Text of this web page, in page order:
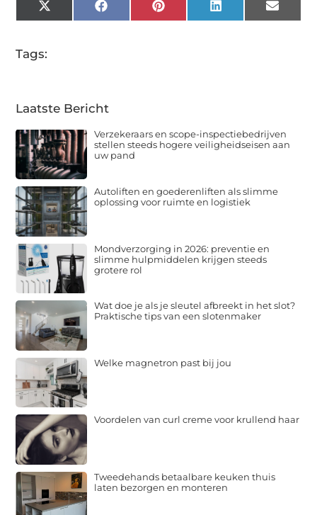
X
(Twitter)
FacebookPinterestLinkedInEmail
Tags:
Laatste Bericht
Verzekeraars en scope-inspectiebedrijven
stellen steeds hogere veiligheidseisen aan
uw pand
Autoliften en goederenliften als slimme
oplossing voor ruimte en logistiek
Mondverzorging in 2026: preventie en
slimme hulpmiddelen krijgen steeds
grotere rol
Wat doe je als je sleutel afbreekt in het slot?
Praktische tips van een slotenmaker
Welke magnetron past bij jou
Voordelen van curl creme voor krullend haar
Tweedehands betaalbare keuken thuis
laten bezorgen en monteren